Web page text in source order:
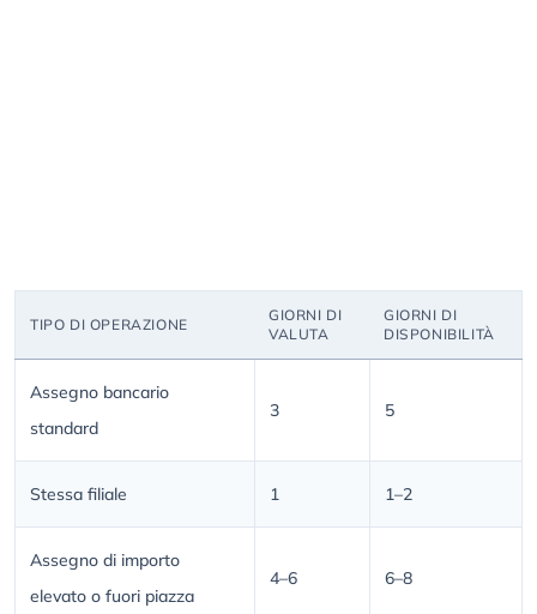
TIPO DI OPERAZIONE
GIORNI DI
VALUTA
GIORNI DI
DISPONIBILITÀ
Assegno bancario
standard
3 5
Stessa filiale 1 1–2
Assegno di importo
elevato o fuori piazza
4–6 6–8